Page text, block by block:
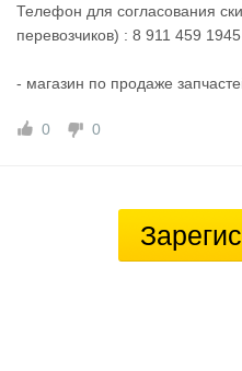
Телефон для согласования
перевозчиков) : 8 911 459
- магазин по продаже
0 0